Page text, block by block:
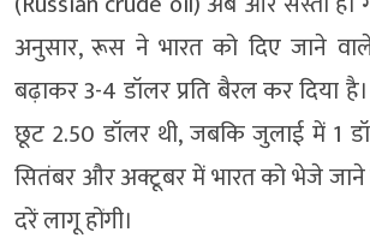
अनुसार, रूस ने भारत को दिए जाने
बढ़ाकर 3-4 डॉलर प्रति बैरल कर दिया
छूट 2.50 डॉलर थी, जबकि जुलाई में 1
सितंबर और अक्टूबर में भारत को भेजे
दरें लागू होंगी।